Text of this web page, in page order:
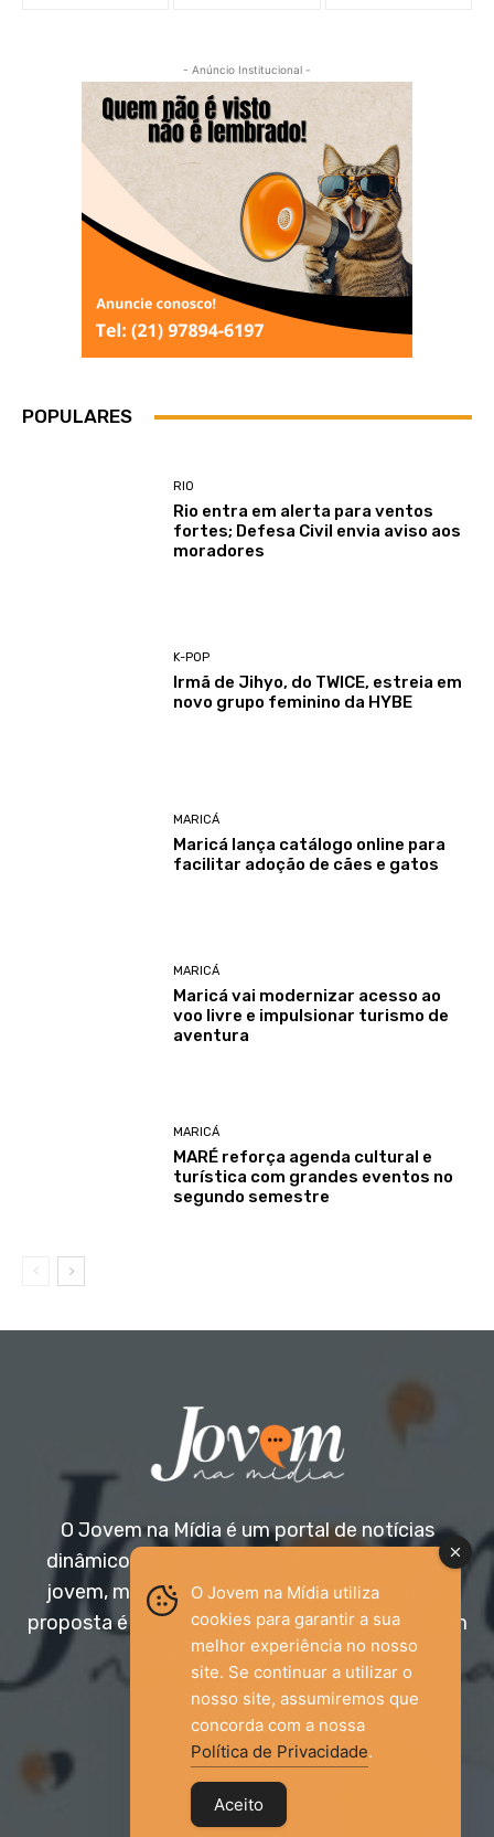
- Anúncio Institucional -
POPULARES
RIO
Rio entra em alerta para ventos
fortes; Defesa Civil envia aviso aos
moradores
K-POP
Irmã de Jihyo, do TWICE, estreia em
novo grupo feminino da HYBE
MARICÁ
Maricá lança catálogo online para
facilitar adoção de cães e gatos
MARICÁ
Maricá vai modernizar acesso ao
voo livre e impulsionar turismo de
aventura
MARICÁ
MARÉ reforça agenda cultural e
turística com grandes eventos no
segundo semestre
O Jovem na Mídia é um portal de notícias
dinâmico e acessível, voltado para o público
jovem, mas aberto a todas as idades. Nossa
proposta é trazer informação relevante com um
olhar diferenciado.
Entre em contato:
jovemnamidia2017@gmail.com
O Jovem na Mídia utiliza
cookies para garantir a sua
melhor experiência no nosso
site. Se continuar a utilizar o
nosso site, assumiremos que
concorda com a nossa
Política de Privacidade.
Aceito